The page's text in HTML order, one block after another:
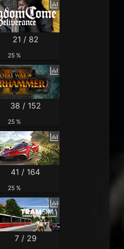
21 / 82
25 %
38 / 152
25 %
41 / 164
25 %
7 / 29